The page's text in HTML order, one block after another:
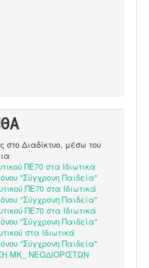
Διαδίκτυο, μέσω του
ΠΕ70 στα Ιδιωτικά
"Σύγχρονη Παιδεία"
ΠΕ70 στα Ιδιωτικά
"Σύγχρονη Παιδεία"
ΠΕ70 στα Ιδιωτικά
"Σύγχρονη Παιδεία"
στα Ιδιωτικά
"Σύγχρονη Παιδεία"
ΜΚ_ ΝΕΟΔΙΟΡΙΣΤΩΝ